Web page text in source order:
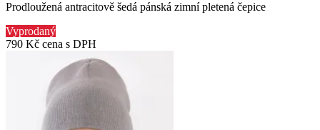
Prodloužená antracitově šedá pánská zimní pletená čepice
Vyprodaný
790 Kč cena s DPH